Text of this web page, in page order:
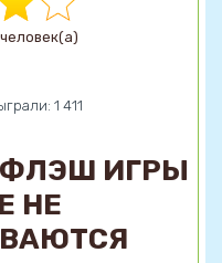
1 411
ИГРЫ
НЕ